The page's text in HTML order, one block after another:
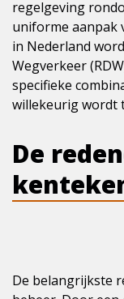
regelgeving
uniforme aanpak
in Nederland
Wegverkeer
specifieke
willekeurig wordt
De
De belangrijkste